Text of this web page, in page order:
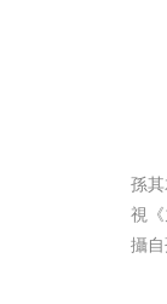
孫
視
攝自